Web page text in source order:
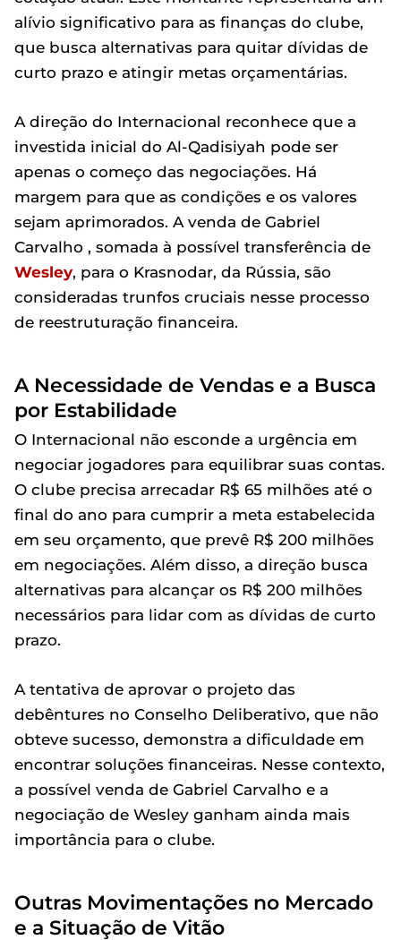
alívio significativo para as finanças do clube,
que busca alternativas para quitar dívidas de
curto prazo e atingir metas orçamentárias.
A direção do Internacional reconhece que a
investida inicial do Al-Qadisiyah pode ser
apenas o começo das negociações. Há
margem para que as condições e os valores
sejam aprimorados. A venda de Gabriel
Carvalho , somada à possível transferência de
Wesley, para o Krasnodar, da Rússia, são
consideradas trunfos cruciais nesse processo
de reestruturação financeira.
A Necessidade de Vendas e a Busca
por Estabilidade
O Internacional não esconde a urgência em
negociar jogadores para equilibrar suas contas.
O clube precisa arrecadar R$ 65 milhões até o
final do ano para cumprir a meta estabelecida
em seu orçamento, que prevê R$ 200 milhões
em negociações. Além disso, a direção busca
alternativas para alcançar os R$ 200 milhões
necessários para lidar com as dívidas de curto
prazo.
A tentativa de aprovar o projeto das
debêntures no Conselho Deliberativo, que não
obteve sucesso, demonstra a dificuldade em
encontrar soluções financeiras. Nesse contexto,
a possível venda de Gabriel Carvalho e a
negociação de Wesley ganham ainda mais
importância para o clube.
Outras Movimentações no Mercado
e a Situação de Vitão